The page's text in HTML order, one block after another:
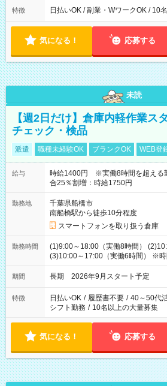
特徴 日払いOK / 副業・WワークOK / 10
気になる！ 応募する
未読
【週2日だけ】倉庫内軽作業
チェック・検品
派遣 職種未経験OK ブランクOK WEB登
給与
時給1400円 ※実働8時間を超える
合25％割増：時給1750円
勤務地
千葉県船橋市
南船橋駅から徒歩10分程度
スマートフォンを取り扱う倉庫
勤務時間
(1)9:00～18:00（実働8時間）
(3)10:00～17:00（実働6時間） ※
期間 長期 2026年9月スタート予定
特徴 日払いOK / 履歴書不要 / 40～50代
シフト勤務 / 10名以上の大量募集
気になる！ 応募する